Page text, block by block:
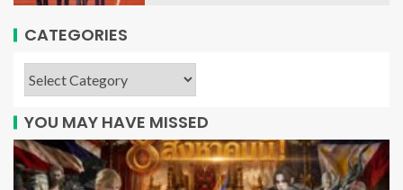
CATEGORIES
YOU MAY HAVE MISSED